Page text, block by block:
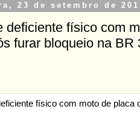
23 de setembro de
deficiente físico com
furar bloqueio na BR